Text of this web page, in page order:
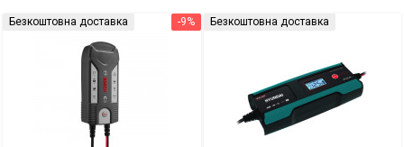
-9%
Безкоштовна доставка Безкоштовна доставка